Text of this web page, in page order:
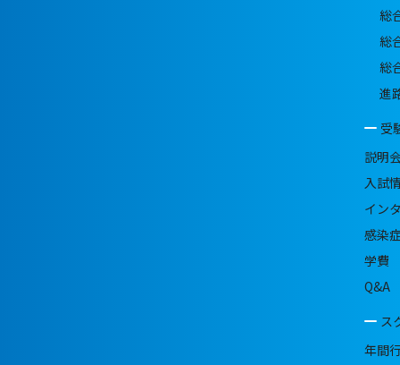
総
総
総
進
受
説明
入試
イン
感染
学費
Q&A
ス
年間